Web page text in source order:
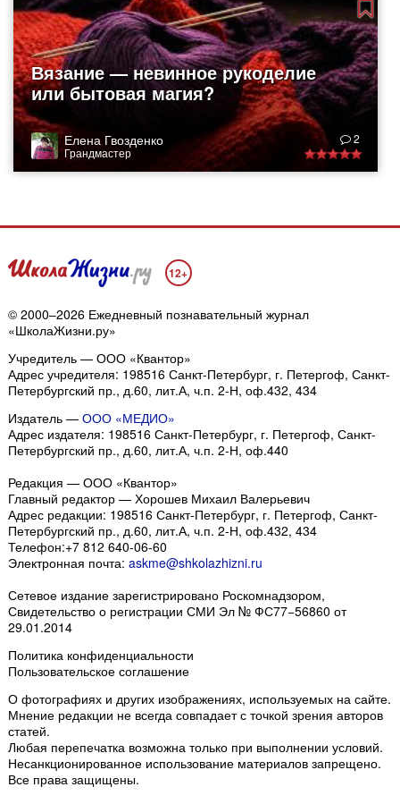
Вязание — невинное рукоделие
или бытовая магия?
Елена Гвозденко
Грандмастер
2
12+
© 2000–2026 Ежедневный познавательный журнал
«ШколаЖизни.ру»
Учредитель — ООО «Квантор»
Адрес учредителя: 198516 Санкт-Петербург, г. Петергоф, Санкт-
Петербургский пр., д.60, лит.А, ч.п. 2-Н, оф.432, 434
Издатель — ООО «МЕДИО»
Адрес издателя: 198516 Санкт-Петербург, г. Петергоф, Санкт-
Петербургский пр., д.60, лит.А, ч.п. 2-Н, оф.440
Редакция — ООО «Квантор»
Главный редактор — Хорошев Михаил Валерьевич
Адрес редакции: 198516 Санкт-Петербург, г. Петергоф, Санкт-
Петербургский пр., д.60, лит.А, ч.п. 2-Н, оф.432, 434
Телефон:+7 812 640-06-60
Электронная почта: askme@shkolazhizni.ru
Сетевое издание зарегистрировано Роскомнадзором,
Свидетельство о регистрации СМИ Эл № ФС77−56860 от
29.01.2014
Политика конфиденциальности
Пользовательское соглашение
О фотографиях и других изображениях, используемых на сайте.
Мнение редакции не всегда совпадает с точкой зрения авторов
статей.
Любая перепечатка возможна только при выполнении условий.
Несанкционированное использование материалов запрещено.
Все права защищены.